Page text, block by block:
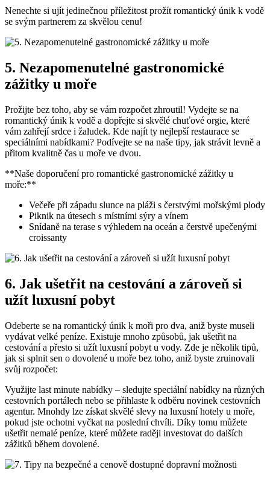
Nenechte si ujít ⁣jedinečnou příležitost prožít romantický⁣ únik ⁤k vodě
se⁢ svým partnerem za skvělou cenu!
5. Nezapomenutelné ‌gastronomické
zážitky u moře
Prožijte bez toho, aby se vám rozpočet ‌zhroutil! Vydejte se na‍
romantický únik k vodě a dopřejte si‍ skvělé chuťové orgie, které
vám zahřejí srdce ⁣i žaludek. Kde najít⁢ ty ‍nejlepší ⁢restaurace se
speciálními nabídkami?‌ Podívejte se na ⁤naše tipy, jak strávit levně a
přitom kvalitně čas u moře ve dvou.
**Naše doporučení pro romantické gastronomické zážitky u
‌moře:**
Večeře při západu slunce na pláži s čerstvými⁤ mořskými plody
Piknik ‍na útesech s místními⁤ sýry‍ a vínem
Snídaně na terase s výhledem na oceán a čerstvě upečenými
⁤croissanty
6. Jak ušetřit⁣ na cestování a zároveň si
užít luxusní pobyt
Odeberte se‌ na​ romantický únik k moři pro dva, aniž byste museli
‌vydávat velké peníze. ‍Existuje mnoho způsobů, jak ušetřit na
cestování a přesto si užít luxusní pobyt u vody. Zde je několik tipů,
jak si splnit sen o dovolené u moře bez toho,​ aniž byste⁢ zruinovali
svůj rozpočet:
Využijte last minute nabídky – sledujte speciální ‌nabídky na různých
cestovních portálech nebo se přihlaste k odběru novinek ‍cestovních
agentur. Mnohdy lze získat⁢ skvělé slevy na luxusní hotely u ‍moře,
pokud jste ochotni vyčkat‍ na‍ poslední‌ chvíli. Díky tomu ⁢můžete
ušetřit nemalé peníze, které⁣ můžete⁢ raději investovat‍ do dalších
zážitků během dovolené.